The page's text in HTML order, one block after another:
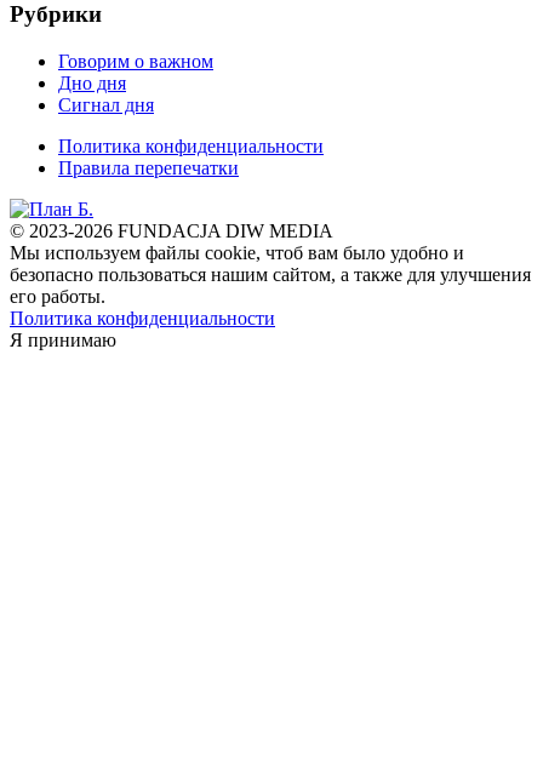
Рубрики
Говорим о важном
Дно дня
Сигнал дня
Политика конфиденциальности
Правила перепечатки
© 2023-2026 FUNDACJA DIW MEDIA
Мы используем файлы cookie, чтоб вам было удобно и
безопасно пользоваться нашим сайтом, а также для улучшения
его работы.
Политика конфиденциальности
Я принимаю